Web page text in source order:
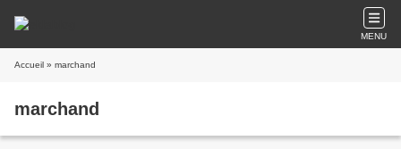
MENU
Accueil » marchand
marchand